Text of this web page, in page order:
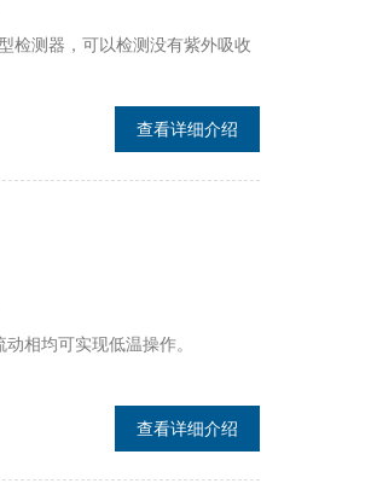
检测器，可以检测没有紫外吸收
查看详细介绍
相均可实现低温操作。
查看详细介绍